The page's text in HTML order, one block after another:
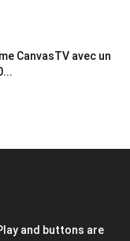
CanvasTV avec un
and buttons are